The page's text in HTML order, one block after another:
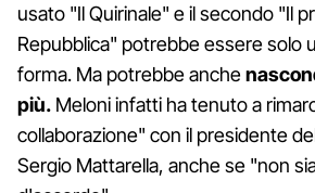
usato "Il Quirinale" e il secondo "Il
Repubblica" potrebbe essere solo
forma. Ma potrebbe anche
più. Meloni infatti ha tenuto a
collaborazione" con il presidente
Sergio Mattarella, anche se "non